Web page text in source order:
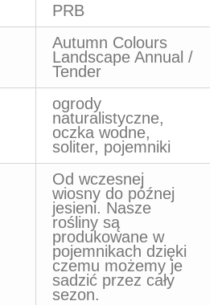
PRB
Autumn Colours
Landscape Annual /
Tender
ogrody
naturalistyczne,
oczka wodne,
soliter, pojemniki
Od wczesnej
wiosny do późnej
jesieni. Nasze
rośliny są
produkowane w
pojemnikach dzięki
czemu możemy je
sadzić przez cały
sezon.